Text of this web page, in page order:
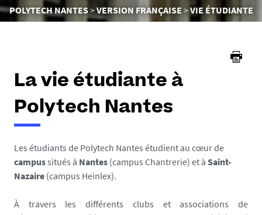
Vous
êtes
POLYTECH NANTES VERSION FRANÇAISE VIE ÉTUDIANTE
La vie étudiante à
Polytech Nantes
Les étudiants de Polytech Nantes étudient au cœur de
campussitués à Nantes (campus Chantrerie) et à Saint-
Nazaire (campus Heinlex).
À travers les différents clubs et associations de